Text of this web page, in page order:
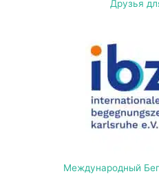
Друзья
Международный